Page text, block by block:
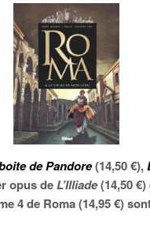
de Pandore(14,50 €),
opus deL’Illiade(14,50 €)
4 de Roma (14,95 €)